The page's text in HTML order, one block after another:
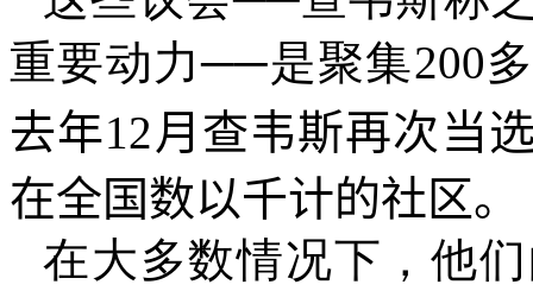
重要动力──是聚集200
去年12月查韦斯再次当
在全国数以千计的社区。
在大多数情况下，他